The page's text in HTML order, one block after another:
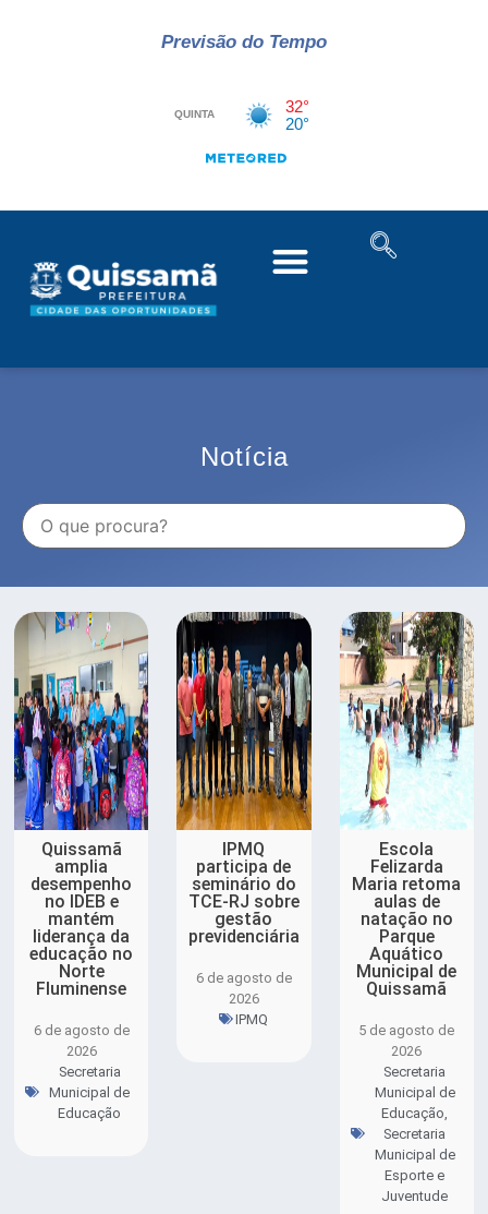
Previsão do Tempo
Notícia
Quissamã
amplia
desempenho
no IDEB e
mantém
liderança da
educação no
Norte
Fluminense
6 de agosto de
2026
Secretaria
Municipal de
Educação
IPMQ
participa de
seminário do
TCE-RJ sobre
gestão
previdenciária
6 de agosto de
2026
IPMQ
Escola
Felizarda
Maria retoma
aulas de
natação no
Parque
Aquático
Municipal de
Quissamã
5 de agosto de
2026
Secretaria
Municipal de
Educação
Secretaria
Municipal de
Esporte e
Juventude